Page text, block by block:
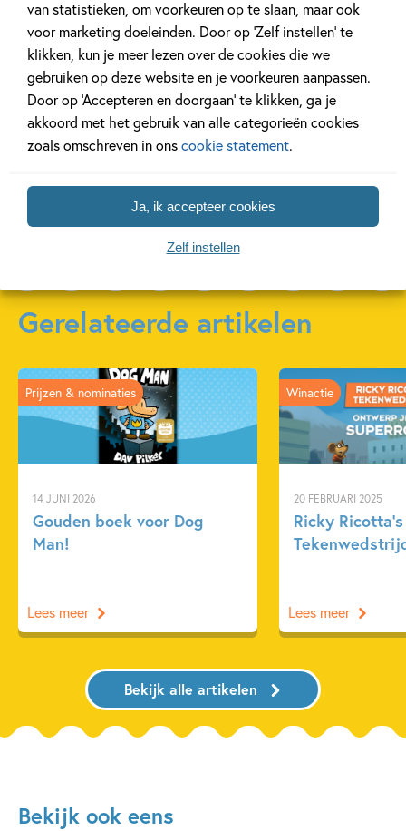
van statistieken, om voorkeuren op te slaan, maar ook
voor marketing doeleinden. Door op ‘Zelf instellen’ te
klikken, kun je meer lezen over de cookies die we
gebruiken op deze website en je voorkeuren aanpassen.
Door op ‘Accepteren en doorgaan’ te klikken, ga je
akkoord met het gebruik van alle categorieën cookies
zoals omschreven in onscookie statement.
Ja, ik accepteer cookies
Zelf instellen
377 – De stenen
samoerai
Peter Van Gucht, Wout
Schoonis
376 – De
boekenduikers
Willy Vandersteen,
Peter van Gucht, Wout
Schoonis
375 – De
Willy
Schoonis
Meer over deze serie
Gerelateerde artikelen
14 JUNI 2026
Gouden boek voor Dog
Man!
Prijzen & nominaties
Lees meer
20 FEBRUARI 2025
Ricky Ricotta’s
Winactie
Lees meer
Bekijk alle artikelen
Bekijk ook eens